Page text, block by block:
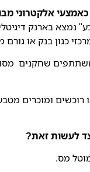
כאמצעי ‏אלקטרוני
נמצא בארנק
שחקנים
ומוכרים
לעשות זאת?
מס.